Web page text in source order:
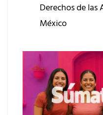
Derechos de las
México